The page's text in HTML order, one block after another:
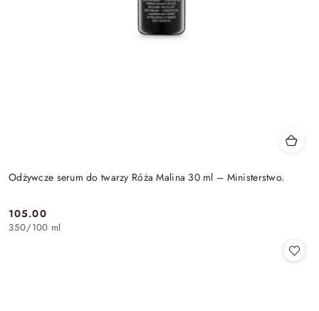
Odżywcze serum do twarzy Róża Malina 30 ml – Ministerstwo.
Cena:
105.00
350/100 ml